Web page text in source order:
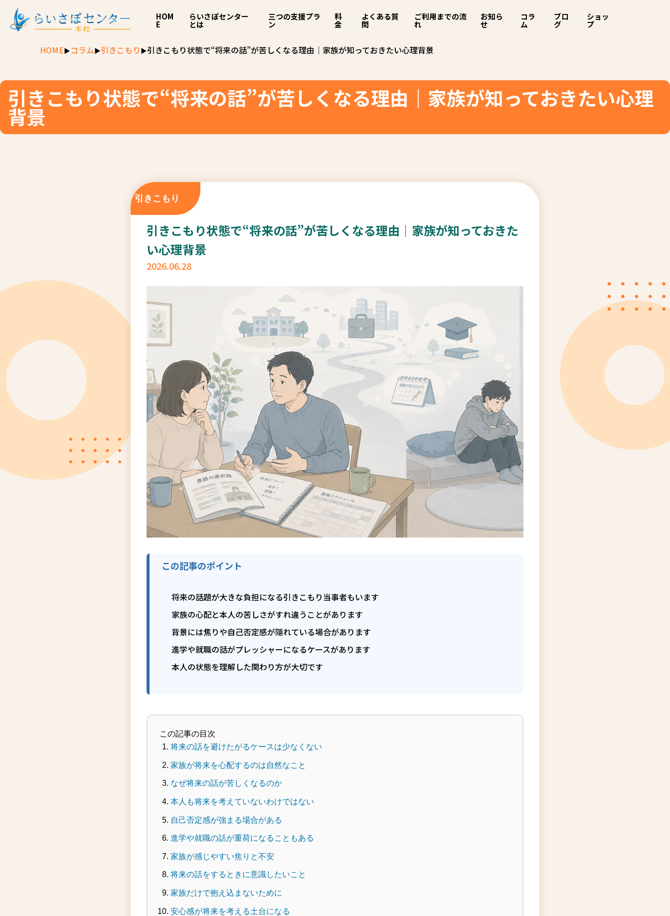
HOM
E
らいさぽセンター
とは
三つの支援プラ
ン
料
金
よくある質
問
ご利用までの流
れ
お知ら
せ
コラ
ム
ブロ
グ
ショッ
プ
HOME コラム 引きこもり 引きこもり状態で“将来の話”が苦しくなる理由｜家族が知っておきたい心理背景
引きこもり状態で“将来の話”が苦しくなる理由｜家族が知っておきたい心理
背景
引きこもり
引きこもり状態で“将来の話”が苦しくなる理由｜家族が知っておきた
い心理背景
2026.06.28
この記事のポイント
将来の話題が大きな負担になる引きこもり当事者もいます
家族の心配と本人の苦しさがすれ違うことがあります
背景には焦りや自己否定感が隠れている場合があります
進学や就職の話がプレッシャーになるケースがあります
本人の状態を理解した関わり方が大切です
この記事の目次
将来の話を避けたがるケースは少なくない
家族が将来を心配するのは自然なこと
なぜ将来の話が苦しくなるのか
本人も将来を考えていないわけではない
自己否定感が強まる場合がある
進学や就職の話が重荷になることもある
家族が感じやすい焦りと不安
将来の話をするときに意識したいこと
家族だけで抱え込まないために
安心感が将来を考える土台になる